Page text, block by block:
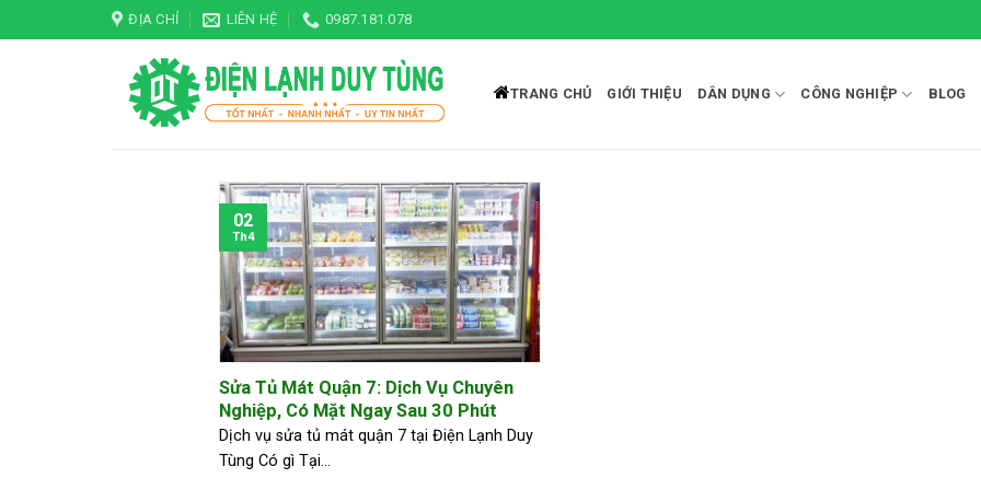
to
ĐỊA CHỈ LIÊN HỆ 0987.181.078
TRANG CHỦ GIỚI THIỆU DÂN DỤNG CÔNG NGHIỆP BLOG
Sửa Tủ Mát Quận 7: Dịch Vụ Chuyên
Nghiệp, Có Mặt Ngay Sau 30 Phút
Dịch vụ sửa tủ mát quận 7 tại Điện Lạnh Duy
Tùng Có gì Tại...
02
Th4